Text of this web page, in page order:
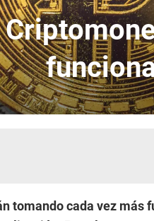
tomando cada vez más